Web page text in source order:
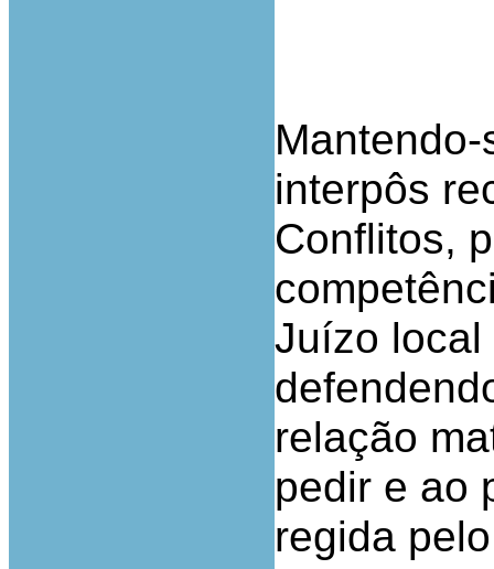
interpôs
Conflitos,
Juízo
relação
pedir e ao
regida